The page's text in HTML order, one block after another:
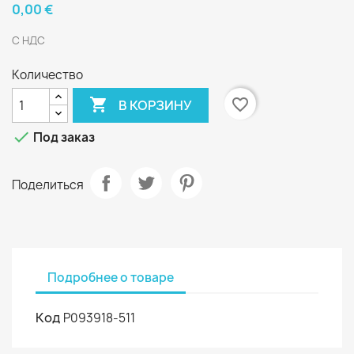
0,00 €
С НДС
Количество
 В КОРЗИНУ
favorite_border
 Под заказ
Поделиться
Подробнее о товаре
Код P093918-511